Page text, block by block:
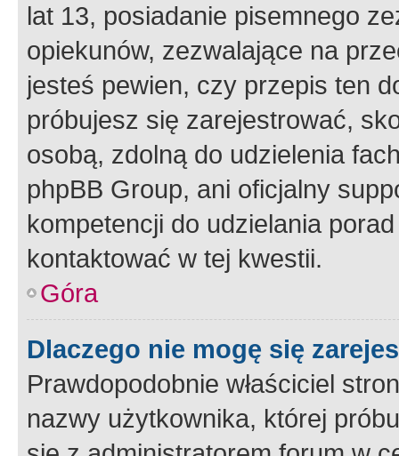
lat 13, posiadanie pisemnego
opiekunów, zezwalające na
jesteś pewien, czy przepis ten
próbujesz się zarejestrować,
osobą, zdolną do udzielenia
phpBB Group, ani oficjalny
kompetencji do udzielania
kontaktować w tej kwestii.
Góra
Dlaczego nie mogę się
Prawdopodobnie właściciel
nazwy użytkownika, której